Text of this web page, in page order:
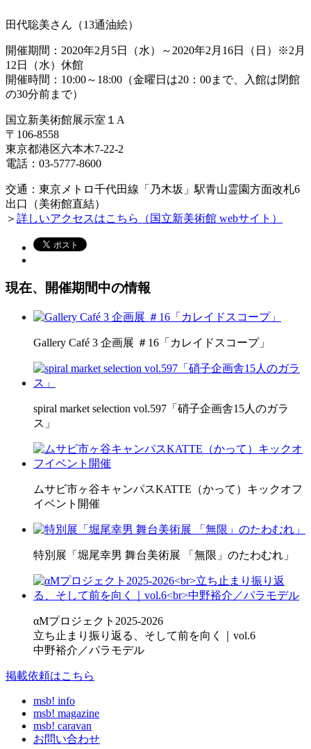
田代聡美さん（13通油絵）
開催期間：2020年2月5日（水）～2020年2月16日（日）※2月
12日（水）休館
開催時間：10:00～18:00（金曜日は20：00まで、入館は閉館
の30分前まで）
国立新美術館展示室１A
〒106-8558
東京都港区六本木7-22-2
電話：03-5777-8600
交通：東京メトロ千代田線「乃木坂」駅青山霊園方面改札6
出口（美術館直結）
＞ 詳しいアクセスはこちら（国立新美術館 webサイト）
現在、開催期間中の情報
Gallery Café 3 企画展 ＃16「カレイドスコープ」
spiral market selection vol.597「硝子企画舎15人のガラ
ス」
ムサビ市ヶ谷キャンパスKATTE（かって）キックオフ
イベント開催
特別展「堀尾幸男 舞台美術展 「無限」のたわむれ」
αMプロジェクト2025-2026
立ち止まり振り返る、そして前を向く｜vol.6
中野裕介／パラモデル
掲載依頼はこちら
msb! info
msb! magazine
msb! caravan
お問い合わせ